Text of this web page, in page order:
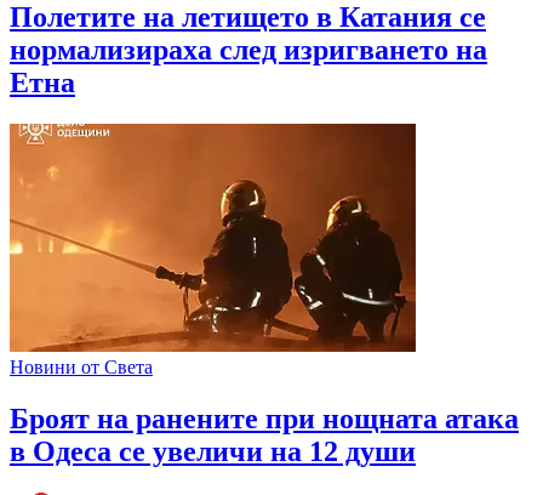
Полетите на летището в Катания се
нормализираха след изригването на
Етна
Новини от Света
Броят на ранените при нощната атака
в Одеса се увеличи на 12 души